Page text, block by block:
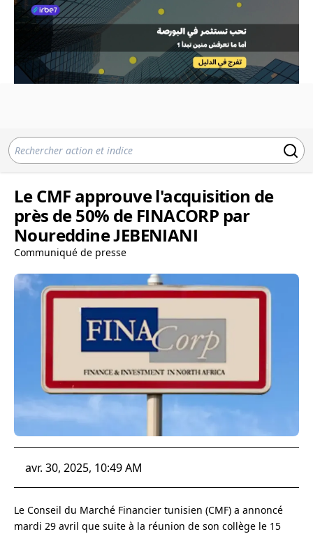
Le CMF approuve l'acquisition de
près de 50% de FINACORP par
Noureddine JEBENIANI
Communiqué de presse
avr. 30, 2025, 10:49 AM
Le Conseil du Marché Financier tunisien (CMF) a annoncé
mardi 29 avril que suite à la réunion de son collège le 15